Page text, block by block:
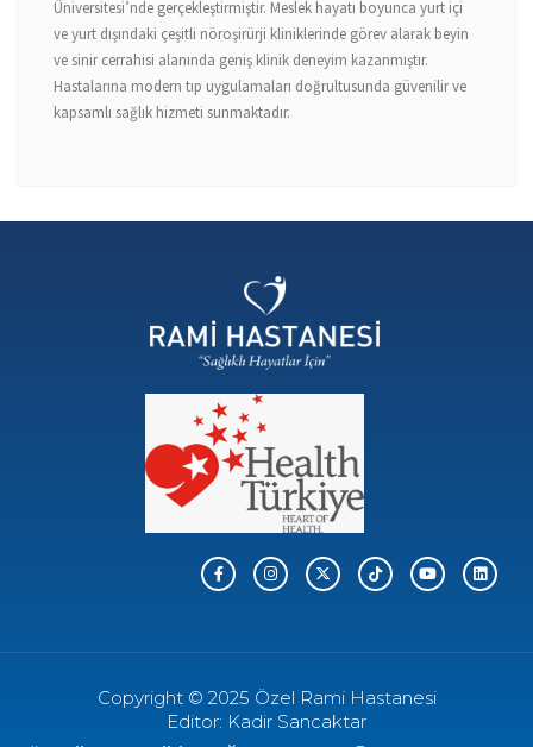
Üniversitesi’nde gerçekleştirmiştir. Meslek hayatı boyunca yurt içi
ve yurt dışındaki çeşitli nöroşirürji kliniklerinde görev alarak beyin
ve sinir cerrahisi alanında geniş klinik deneyim kazanmıştır.
Hastalarına modern tıp uygulamaları doğrultusunda güvenilir ve
kapsamlı sağlık hizmeti sunmaktadır.
Copyright © 2025 Özel Rami Hastanesi
Editor: Kadir Sancaktar